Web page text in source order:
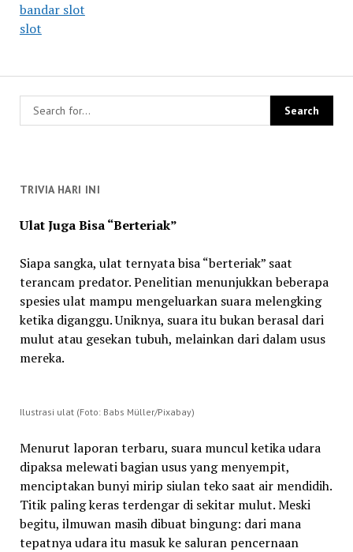
bandar slot
slot
TRIVIA HARI INI
Ulat Juga Bisa “Berteriak”
Siapa sangka, ulat ternyata bisa “berteriak” saat
terancam predator. Penelitian menunjukkan beberapa
spesies ulat mampu mengeluarkan suara melengking
ketika diganggu. Uniknya, suara itu bukan berasal dari
mulut atau gesekan tubuh, melainkan dari dalam usus
mereka.
Ilustrasi ulat (Foto: Babs Müller/Pixabay)
Menurut laporan terbaru, suara muncul ketika udara
dipaksa melewati bagian usus yang menyempit,
menciptakan bunyi mirip siulan teko saat air mendidih.
Titik paling keras terdengar di sekitar mulut. Meski
begitu, ilmuwan masih dibuat bingung: dari mana
tepatnya udara itu masuk ke saluran pencernaan